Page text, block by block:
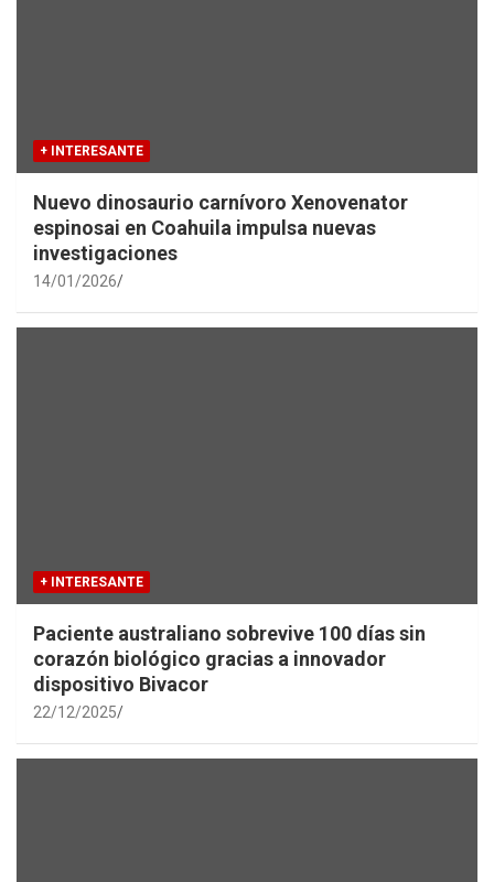
+ INTERESANTE
Nuevo dinosaurio carnívoro Xenovenator
espinosai en Coahuila impulsa nuevas
investigaciones
14/01/2026
+ INTERESANTE
Paciente australiano sobrevive 100 días sin
corazón biológico gracias a innovador
dispositivo Bivacor
22/12/2025